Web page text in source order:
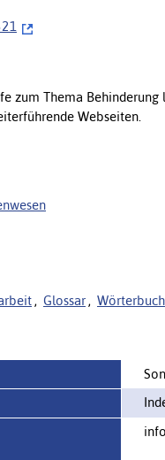
1
zum Thema
Webseiten.
, Glossar , Wörterbuch